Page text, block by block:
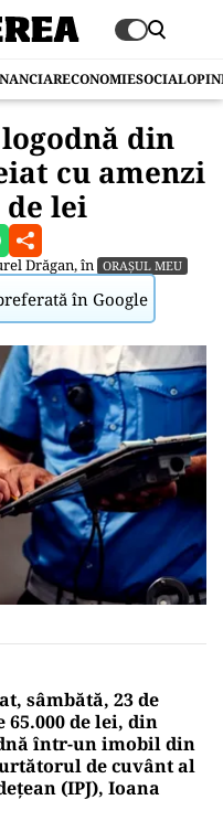
ECONOMIESOCIAL
din
cu amenzi
de lei
Drăgan, în ORAȘUL MEU
în Google
sâmbătă, 23 de
65.000 de lei, din
într-un imobil din
de cuvânt al
(IPJ), Ioana